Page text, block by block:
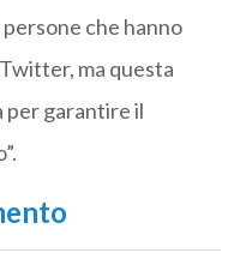
che hanno
ma questa
per garantire il